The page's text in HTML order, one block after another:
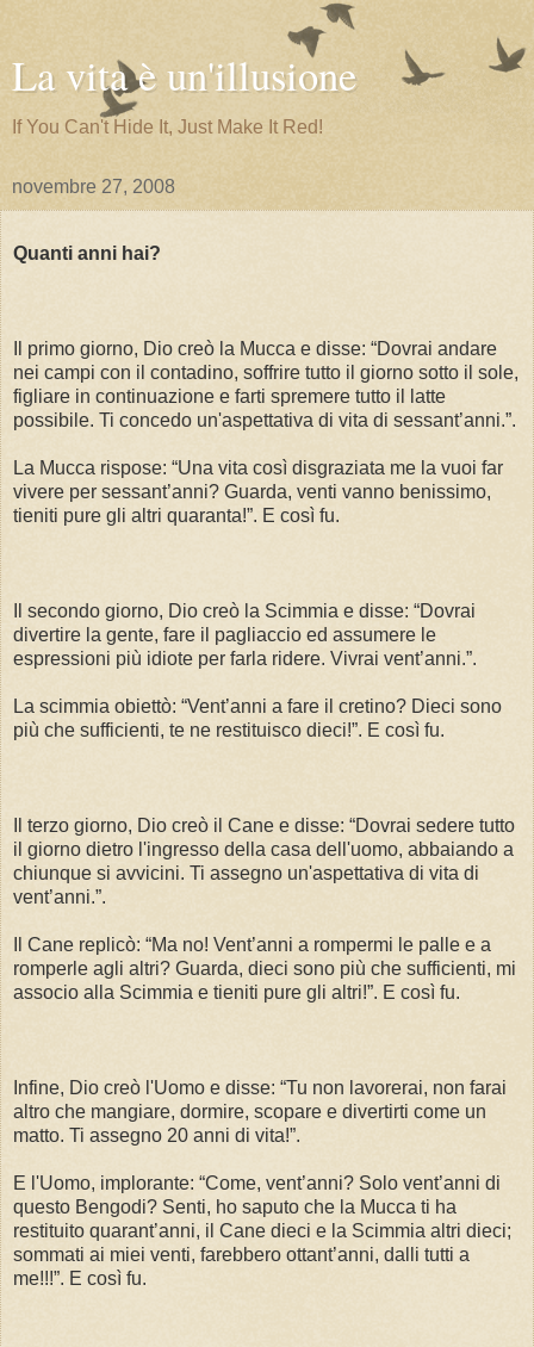
La vita è un'illusione
If You Can't Hide It, Just Make It Red!
novembre 27, 2008
Quanti anni hai?
Il primo giorno, Dio creò la Mucca e disse: “Dovrai andare
nei campi con il contadino, soffrire tutto il giorno sotto il sole,
figliare in continuazione e farti spremere tutto il latte
possibile. Ti concedo un'aspettativa di vita di sessant’anni.”.
La Mucca rispose: “Una vita così disgraziata me la vuoi far
vivere per sessant’anni? Guarda, venti vanno benissimo,
tieniti pure gli altri quaranta!”. E così fu.
Il secondo giorno, Dio creò la Scimmia e disse: “Dovrai
divertire la gente, fare il pagliaccio ed assumere le
espressioni più idiote per farla ridere. Vivrai vent’anni.”.
La scimmia obiettò: “Vent’anni a fare il cretino? Dieci sono
più che sufficienti, te ne restituisco dieci!”. E così fu.
Il terzo giorno, Dio creò il Cane e disse: “Dovrai sedere tutto
il giorno dietro l'ingresso della casa dell'uomo, abbaiando a
chiunque si avvicini. Ti assegno un'aspettativa di vita di
vent’anni.”.
Il Cane replicò: “Ma no! Vent’anni a rompermi le palle e a
romperle agli altri? Guarda, dieci sono più che sufficienti, mi
associo alla Scimmia e tieniti pure gli altri!”. E così fu.
Infine, Dio creò l'Uomo e disse: “Tu non lavorerai, non farai
altro che mangiare, dormire, scopare e divertirti come un
matto. Ti assegno 20 anni di vita!”.
E l'Uomo, implorante: “Come, vent’anni? Solo vent’anni di
questo Bengodi? Senti, ho saputo che la Mucca ti ha
restituito quarant’anni, il Cane dieci e la Scimmia altri dieci;
sommati ai miei venti, farebbero ottant’anni, dalli tutti a
me!!!”. E così fu.